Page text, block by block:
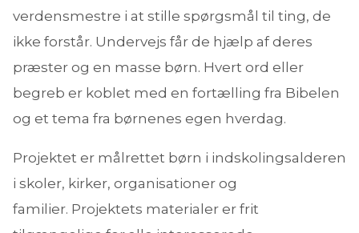
verdensmestre i at stille spørgsmål til ting, de
ikke forstår. Undervejs får de hjælp af deres
præster og en masse børn. Hvert ord eller
begreb er koblet med en fortælling fra Bibelen
og et tema fra børnenes egen hverdag.
Projektet er målrettet børn i indskolingsalderen
i skoler, kirker, organisationer og
familier. Projektets materialer er frit